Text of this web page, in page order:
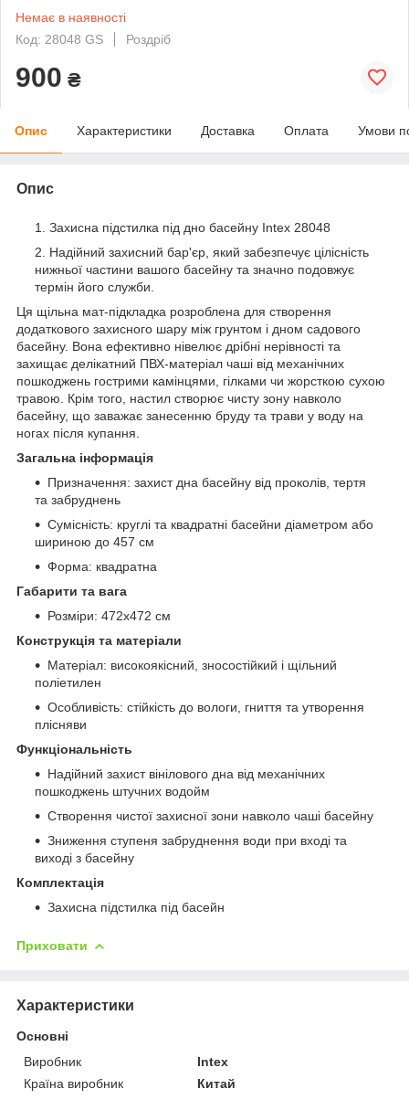
Немає в наявності
Код: 28048 GS
Роздріб
900 ₴
Опис Характеристики Доставка Оплата Умови
Опис
Захисна підстилка під дно басейну Intex 28048
Надійний захисний бар'єр, який забезпечує цілісність
нижньої частини вашого басейну та значно подовжує
термін його служби.
Ця щільна мат-підкладка розроблена для створення
додаткового захисного шару між грунтом і дном садового
басейну. Вона ефективно нівелює дрібні нерівності та
захищає делікатний ПВХ-матеріал чаші від механічних
пошкоджень гострими камінцями, гілками чи жорсткою сухою
травою. Крім того, настил створює чисту зону навколо
басейну, що заважає занесенню бруду та трави у воду на
ногах після купання.
Загальна інформація
Призначення: захист дна басейну від проколів, тертя
та забруднень
Сумісність: круглі та квадратні басейни діаметром або
шириною до 457 см
Форма: квадратна
Габарити та вага
Розміри: 472х472 см
Конструкція та матеріали
Матеріал: високоякісний, зносостійкий і щільний
поліетилен
Особливість: стійкість до вологи, гниття та утворення
плісняви
Функціональність
Надійний захист вінілового дна від механічних
пошкоджень штучних водойм
Створення чистої захисної зони навколо чаші басейну
Зниження ступеня забруднення води при вході та
виході з басейну
Комплектація
Захисна підстилка під басейн
Приховати
Характеристики
Основні
Виробник
Intex
Країна виробник
Китай